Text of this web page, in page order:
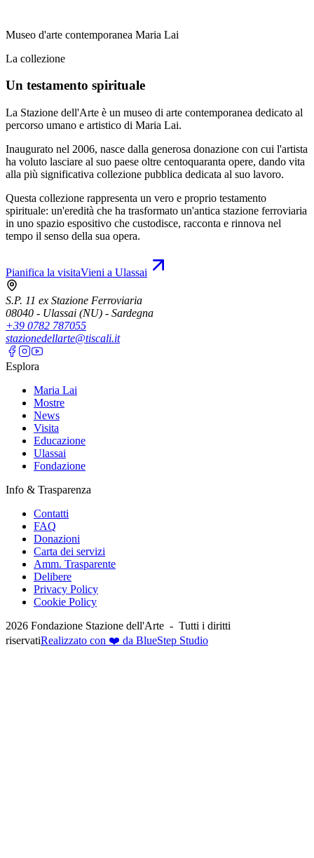
Museo d'arte contemporanea Maria Lai
La collezione
Un testamento spirituale
La Stazione dell'Arte è un museo di arte contemporanea dedicato al
percorso umano e artistico di Maria Lai.
Inaugurato nel 2006, nasce dalla generosa donazione con cui l'artista
ha voluto lasciare al suo paese oltre centoquaranta opere, dando vita
alla più significativa collezione pubblica dedicata al suo lavoro.
Questa collezione rappresenta un vero e proprio testamento
spirituale: un'eredità che ha trasformato un'antica stazione ferroviaria
in uno spazio espositivo che custodisce, racconta e rinnova nel
tempo il senso della sua opera.
Pianifica la visitaVieni a Ulassai
S.P. 11 ex Stazione Ferroviaria
08040 - Ulassai (NU) - Sardegna
+39 0782 787055
stazionedellarte@tiscali.it
Esplora
Maria Lai
Mostre
News
Visita
Educazione
Ulassai
Fondazione
Info & Trasparenza
Contatti
FAQ
Donazioni
Carta dei servizi
Amm. Trasparente
Delibere
Privacy Policy
Cookie Policy
2026 Fondazione Stazione dell'Arte - Tutti i diritti
riservatiRealizzato con ❤️ da BlueStep Studio